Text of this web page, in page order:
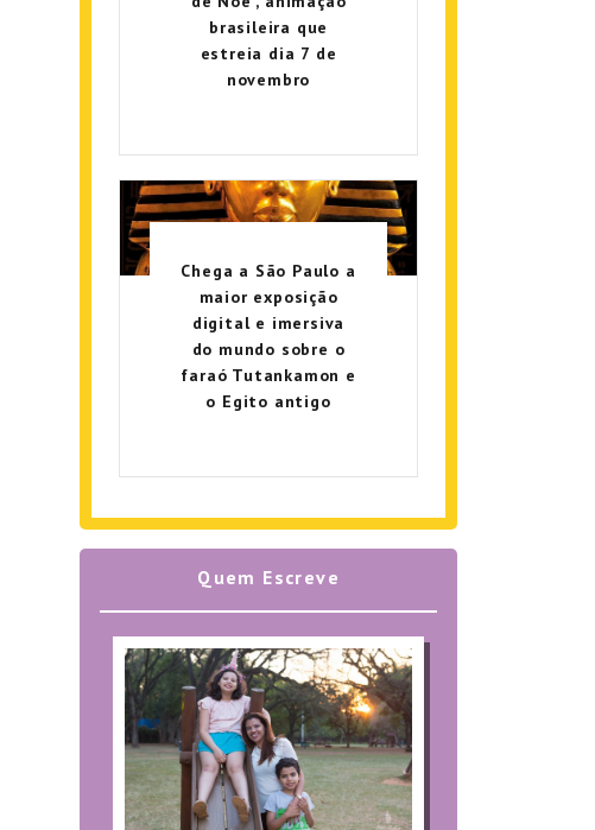
brasileira que
estreia dia 7 de
novembro
Chega a São Paulo a
maior exposição
digital e imersiva
do mundo sobre o
faraó Tutankamon e
o Egito antigo
Quem Escreve